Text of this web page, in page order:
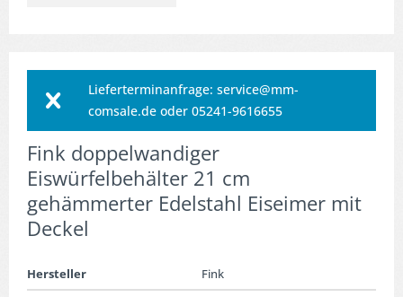
Lieferterminanfrage: service@mm-
comsale.de oder 05241-9616655
Fink doppelwandiger
Eiswürfelbehälter 21 cm
gehämmerter Edelstahl Eiseimer mit
Deckel
Hersteller
Fink